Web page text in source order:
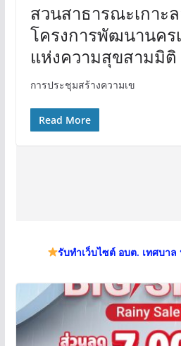
สวนสาธารณะเกาะ
โครงการพัฒนานคร
แห่งความสุขสามมิติ
การประชุมสร้างความเข
Read More
รับทำเว็บไซต์ อบต. เทศบา